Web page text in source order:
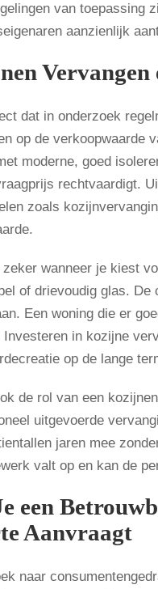
van toepassing
aanzienlijk
Vervangen
dat in onderzoek
op de verkoopwaarde
moderne, goed
rechtvaardigt.
zoals
zeker wanneer je kiest
of drievoudig glas.
Een woning die er
in kozijne
op de lange
de rol van een
uitgevoerde
jaren mee
valt op en kan de
een
Aanvraagt
naar